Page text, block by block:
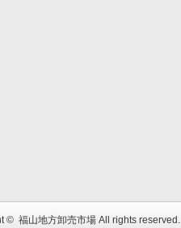
© 福山地方卸売市場All rights reserved.